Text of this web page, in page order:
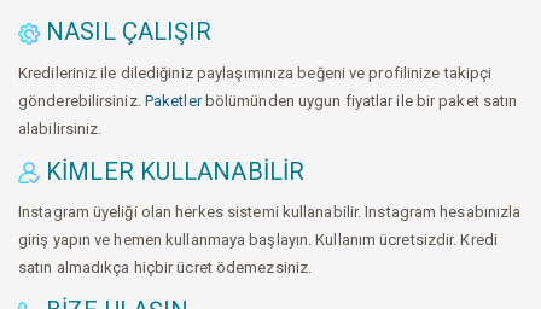
NASIL ÇALIŞIR
Kredileriniz ile dilediğiniz paylaşımınıza beğeni ve profilinize takipçi
gönderebilirsiniz. Paketlerbölümünden uygun fiyatlar ile bir paket satın
alabilirsiniz.
KIMLER KULLANABILIR
Instagram üyeliği olan herkes sistemi kullanabilir. Instagram hesabınızla
giriş yapın ve hemen kullanmaya başlayın. Kullanım ücretsizdir. Kredi
satın almadıkça hiçbir ücret ödemezsiniz.